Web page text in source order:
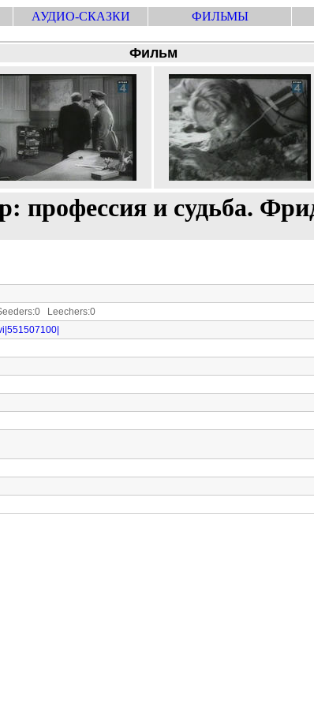
АУДИО-СКАЗКИ ФИЛЬМЫ
Фильм
профессия и судьба.
Leechers:0